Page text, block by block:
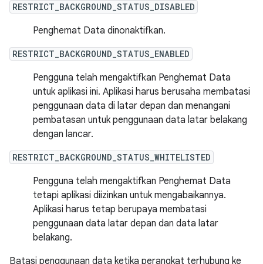
RESTRICT_BACKGROUND_STATUS_DISABLED
Penghemat Data dinonaktifkan.
RESTRICT_BACKGROUND_STATUS_ENABLED
Pengguna telah mengaktifkan Penghemat Data
untuk aplikasi ini. Aplikasi harus berusaha membatasi
penggunaan data di latar depan dan menangani
pembatasan untuk penggunaan data latar belakang
dengan lancar.
RESTRICT_BACKGROUND_STATUS_WHITELISTED
Pengguna telah mengaktifkan Penghemat Data
tetapi aplikasi diizinkan untuk mengabaikannya.
Aplikasi harus tetap berupaya membatasi
penggunaan data latar depan dan data latar
belakang.
Batasi penggunaan data ketika perangkat terhubung ke